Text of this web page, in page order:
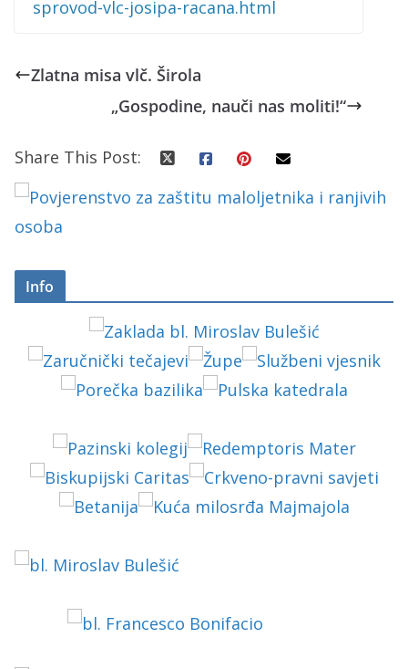
sprovod-vlc-josipa-racana.html
Zlatna misa vlč. Širola
„Gospodine, nauči nas moliti!“
Share This Post:
Info